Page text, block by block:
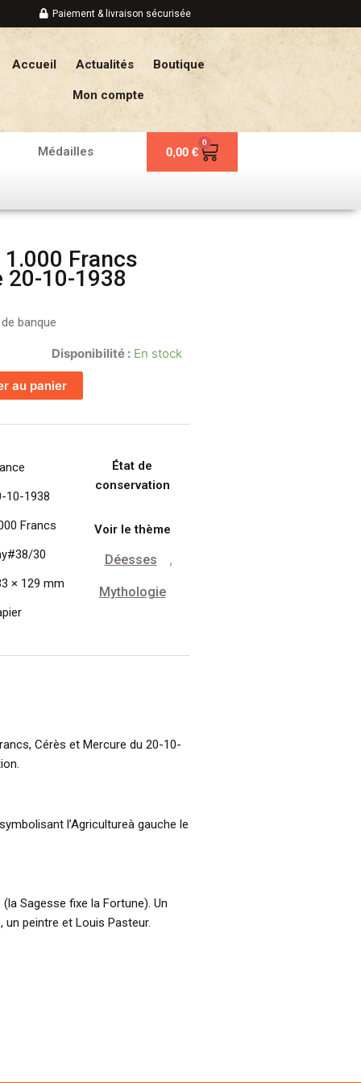
Paiement & livraison sécurisée
Accueil Actualités Boutique
Mon compte
Médailles 0,00 €
0
Panier
1.000 Francs
20-10-1938
banque
Disponibilité : En stock
au panier
10-1938
Francs
30
× 129 mm
État de
conservation
Voir le thème
Déesses ,
Mythologie
Cérès et Mercure du 20-10-
l’Agricultureà gauche le
Sagesse fixe la Fortune). Un
peintre et Louis Pasteur.